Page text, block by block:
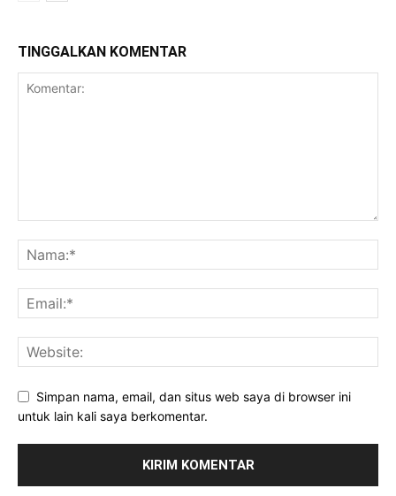
TINGGALKAN KOMENTAR
Simpan nama, email, dan situs web saya di browser ini
untuk lain kali saya berkomentar.